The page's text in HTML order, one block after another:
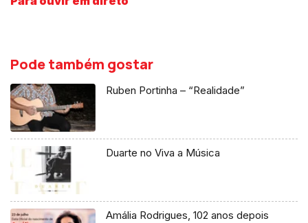
Pode também gostar
Ruben Portinha – “Realidade”
Duarte no Viva a Música
Amália Rodrigues, 102 anos depois